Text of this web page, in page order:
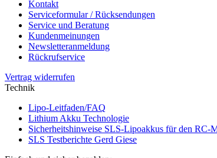
Kontakt
Serviceformular / Rücksendungen
Service und Beratung
Kundenmeinungen
Newsletteranmeldung
Rückrufservice
Vertrag widerrufen
Technik
Lipo-Leitfaden/FAQ
Lithium Akku Technologie
Sicherheitshinweise SLS-Lipoakkus für den RC-
SLS Testberichte Gerd Giese